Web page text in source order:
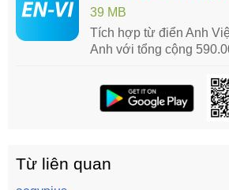
39 MB
Tích hợp từ điển Anh
Anh với tổng cộng
Từ liên quan